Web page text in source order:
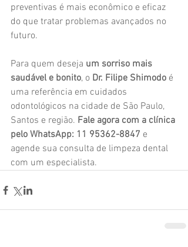
preventivas é mais econômico e eficaz
do que tratar problemas avançados no
futuro.
Para quem deseja um sorriso mais
saudável e bonito, o Dr. Filipe Shimodo é
uma referência em cuidados
odontológicos na cidade de São Paulo,
Santos e região. Fale agora com a clínica
pelo WhatsApp: 11 95362-8847 e
agende sua consulta de limpeza dental
com um especialista.